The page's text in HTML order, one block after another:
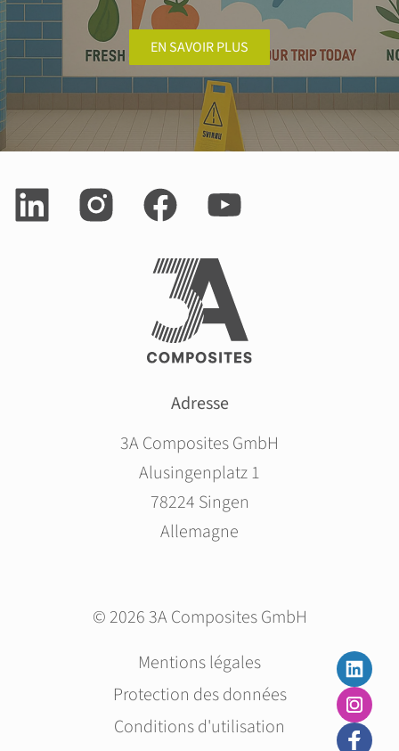
EN SAVOIR PLUS
Adresse
3A Composites GmbH
Alusingenplatz 1
78224 Singen
Allemagne
© 2026 3A Composites GmbH
au
contenu
Mentions légales
Protection des données
Conditions d'utilisation